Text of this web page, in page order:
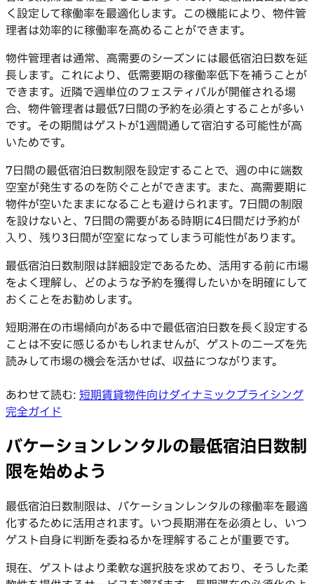
く設定して稼働率を最適化します。この機能により、物件管
理者は効率的に稼働率を高めることができます。
物件管理者は通常、高需要のシーズンには最低宿泊日数を延
長します。これにより、低需要期の稼働率低下を補うことが
できます。近隣で週単位のフェスティバルが開催される場
合、物件管理者は最低7日間の予約を必須とすることが多い
です。その期間はゲストが1週間通して宿泊する可能性が高
いためです。
7日間の最低宿泊日数制限を設定することで、週の中に端数
空室が発生するのを防ぐことができます。また、高需要期に
物件が空いたままになることも避けられます。7日間の制限
を設けないと、7日間の需要がある時期に4日間だけ予約が
入り、残り3日間が空室になってしまう可能性があります。
最低宿泊日数制限は詳細設定であるため、活用する前に市場
をよく理解し、どのような予約を獲得したいかを明確にして
おくことをお勧めします。
短期滞在の市場傾向がある中で最低宿泊日数を長く設定する
ことは不安に感じるかもしれませんが、ゲストのニーズを先
読みして市場の機会を活かせば、収益につながります。
あわせて読む: 短期賃貸物件向けダイナミックプライシング
完全ガイド
バケーションレンタルの最低宿泊日数制
限を始めよう
最低宿泊日数制限は、バケーションレンタルの稼働率を最適
化するために活用されます。いつ長期滞在を必須とし、いつ
ゲスト自身に判断を委ねるかを理解することが重要です。
現在、ゲストはより柔軟な選択肢を求めており、そうした柔